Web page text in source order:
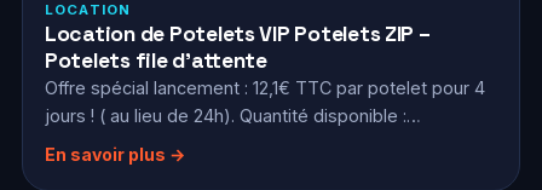
LOCATION
Location de Potelets VIP Potelets ZIP –
Potelets file d’attente
Offre spécial lancement : 12,1€ TTC par potelet pour 4
jours ! ( au lieu de 24h). Quantité disponible :…
En savoir plus →